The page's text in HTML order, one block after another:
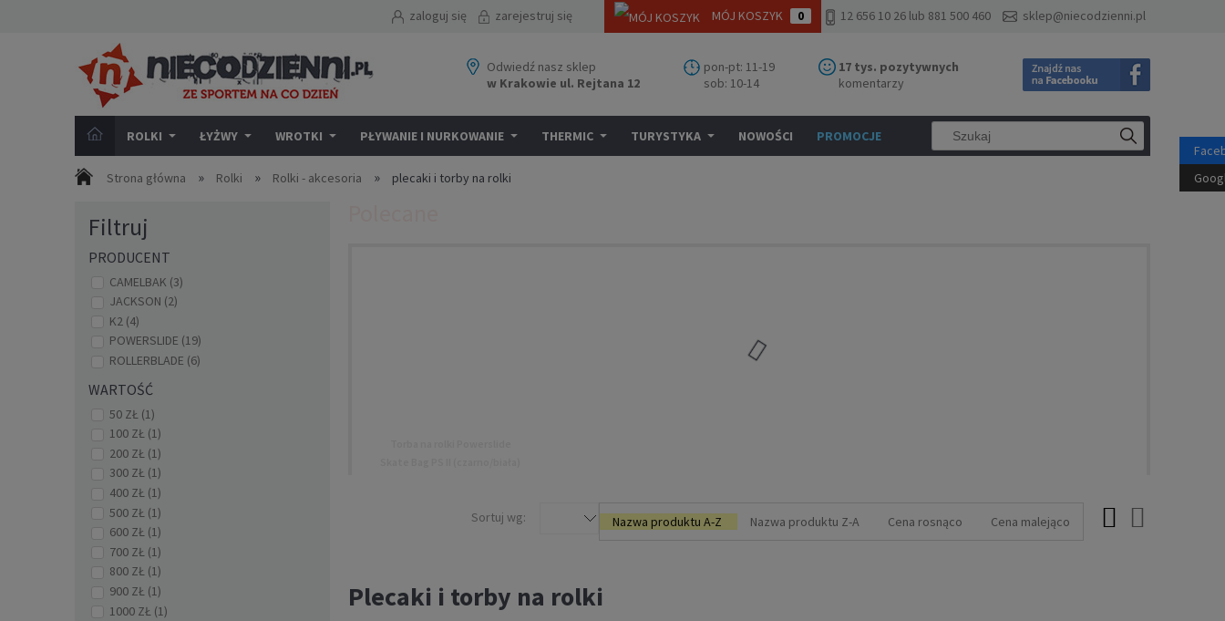
12 656 10 26 lub 881 500 460 sklep@niecodzienni.pl
MÓJ KOSZYK 0
zaloguj się zarejestruj się
Odwiedź nasz sklep
w Krakowie ul. Rejtana 12
pon-pt: 11-19
sob: 10-14
17 tys. pozytywnych
komentarzy
ROLKI ŁYŻWY WROTKI PŁYWANIE I NURKOWANIE THERMIC TURYSTYKA NOWOŚCI PROMOCJE
Strona główna » Rolki » Rolki - akcesoria » plecaki i torby na rolki
Filtruj
PRODUCENT
CAMELBAK (3)
JACKSON (2)
K2 (4)
POWERSLIDE (19)
ROLLERBLADE (6)
WARTOŚĆ
50 ZŁ (1)
100 ZŁ (1)
200 ZŁ (1)
300 ZŁ (1)
400 ZŁ (1)
500 ZŁ (1)
600 ZŁ (1)
700 ZŁ (1)
800 ZŁ (1)
900 ZŁ (1)
1000 ZŁ (1)
Sortuj wg: Nazwa produktu A-Z Nazwa produktu Z-A Cena rosnąco Cena malejąco
Plecaki i torby na rolki